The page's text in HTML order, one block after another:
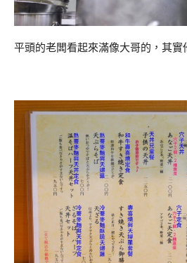
平頭的老闆看起來滿像大哥的，其實